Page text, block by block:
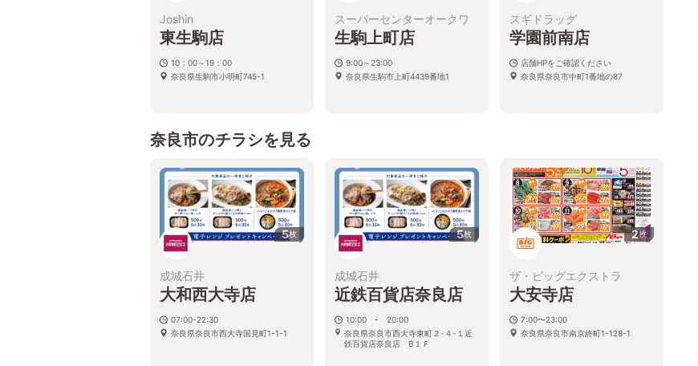
Joshin
東生駒店
10：00～19：00
奈良県生駒市小明町745-1
スーパーセンターオークワ
生駒上町店
9:00～23:00
奈良県生駒市上町4439番地1
スギドラッグ
学園前南店
店舗HPをご確認ください
奈良県奈良市中町1番地の87
奈良市のチラシを見る
5枚
成城石井
大和西大寺店
07:00-22:30
奈良県奈良市西大寺国見町1-1-1
5枚
成城石井
近鉄百貨店奈良店
10:00 - 20:00
奈良県奈良市西大寺東町２-４-１近
鉄百貨店奈良店 B１Ｆ
2枚
ザ・ビッグエクストラ
大安寺店
7:00〜23:00
奈良県奈良市南京終町1-128-1